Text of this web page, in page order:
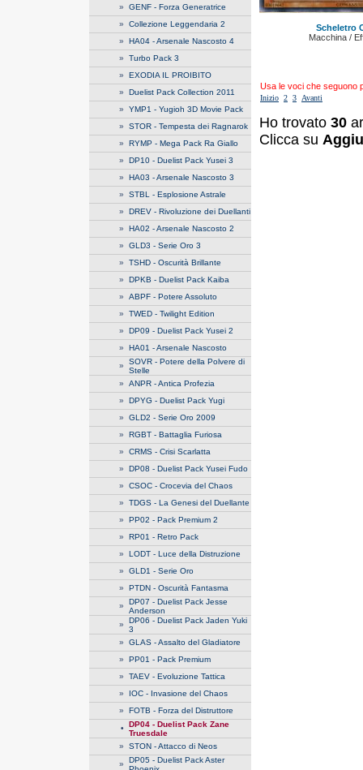
» GENF - Forza Generatrice
» Collezione Leggendaria 2
» HA04 - Arsenale Nascosto 4
» Turbo Pack 3
» EXODIA IL PROIBITO
» Duelist Pack Collection 2011
» YMP1 - Yugioh 3D Movie Pack
» STOR - Tempesta dei Ragnarok
» RYMP - Mega Pack Ra Giallo
» DP10 - Duelist Pack Yusei 3
» HA03 - Arsenale Nascosto 3
» STBL - Esplosione Astrale
» DREV - Rivoluzione dei Duellanti
» HA02 - Arsenale Nascosto 2
» GLD3 - Serie Oro 3
» TSHD - Oscurità Brillante
» DPKB - Duelist Pack Kaiba
» ABPF - Potere Assoluto
» TWED - Twilight Edition
» DP09 - Duelist Pack Yusei 2
» HA01 - Arsenale Nascosto
» SOVR - Potere della Polvere di
Stelle
» ANPR - Antica Profezia
» DPYG - Duelist Pack Yugi
» GLD2 - Serie Oro 2009
» RGBT - Battaglia Furiosa
» CRMS - Crisi Scarlatta
» DP08 - Duelist Pack Yusei Fudo
» CSOC - Crocevia del Chaos
» TDGS - La Genesi del Duellante
» PP02 - Pack Premium 2
» RP01 - Retro Pack
» LODT - Luce della Distruzione
» GLD1 - Serie Oro
» PTDN - Oscurità Fantasma
» DP07 - Duelist Pack Jesse
Anderson
» DP06 - Duelist Pack Jaden Yuki
3
» GLAS - Assalto del Gladiatore
» PP01 - Pack Premium
» TAEV - Evoluzione Tattica
» IOC - Invasione del Chaos
» FOTB - Forza del Distruttore
•
DP04 - Duelist Pack Zane
Truesdale
» STON - Attacco di Neos
» DP05 - Duelist Pack Aster
Scheletro
Macchina /
Usa le voci che seguono
Inizio 2 3 Avanti
Ho trovato 30
Clicca su